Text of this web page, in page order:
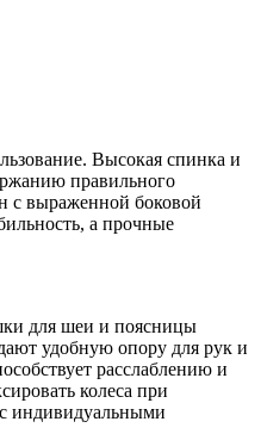
Высокая спинка и
правильного
с выраженной боковой
а прочные
для шеи и поясницы
удобную опору для рук и
расслаблению и
колеса при
с индивидуальными